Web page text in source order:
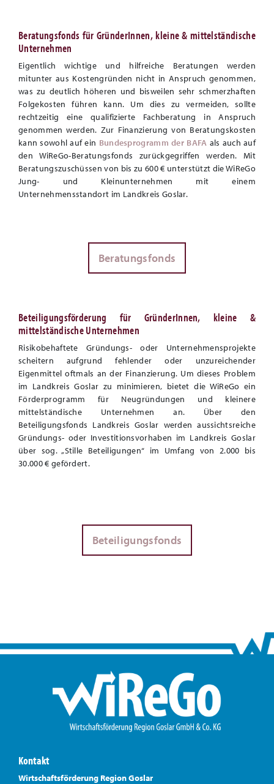
Beratungsfonds für GründerInnen, kleine & mittelständische
Unternehmen
Eigentlich wichtige und hilfreiche Beratungen werden
mitunter aus Kostengründen nicht in Anspruch genommen,
was zu deutlich höheren und bisweilen sehr schmerzhaften
Folgekosten führen kann. Um dies zu vermeiden, sollte
rechtzeitig eine qualifizierte Fachberatung in Anspruch
genommen werden. Zur Finanzierung von Beratungskosten
kann sowohl auf ein Bundesprogramm der BAFA als auch auf
den WiReGo-Beratungsfonds zurückgegriffen werden. Mit
Beratungszuschüssen von bis zu 600 € unterstützt die WiReGo
Jung- und Kleinunternehmen mit einem
Unternehmensstandort im Landkreis Goslar.
Beratungsfonds
Beteiligungsförderung für GründerInnen, kleine &
mittelständische Unternehmen
Risikobehaftete Gründungs- oder Unternehmensprojekte
scheitern aufgrund fehlender oder unzureichender
Eigenmittel oftmals an der Finanzierung. Um dieses Problem
im Landkreis Goslar zu minimieren, bietet die WiReGo ein
Förderprogramm für Neugründungen und kleinere
mittelständische Unternehmen an. Über den
Beteiligungsfonds Landkreis Goslar werden aussichtsreiche
Gründungs- oder Investitionsvorhaben im Landkreis Goslar
über sog. „Stille Beteiligungen“ im Umfang von 2.000 bis
30.000 € gefördert.
Beteiligungsfonds
Kontakt
Wirtschaftsförderung Region Goslar